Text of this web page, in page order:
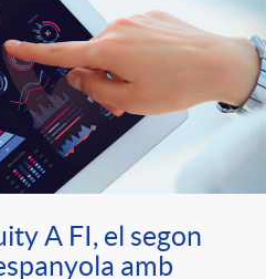
A FI, el segon
amb